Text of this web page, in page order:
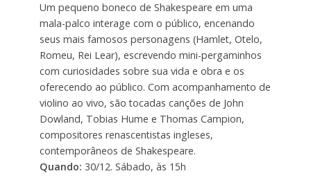
Um pequeno boneco de Shakespeare em uma
mala-palco interage com o público, encenando
seus mais famosos personagens (Hamlet, Otelo,
Romeu, Rei Lear), escrevendo mini-pergaminhos
com curiosidades sobre sua vida e obra e os
oferecendo ao público. Com acompanhamento de
violino ao vivo, são tocadas canções de John
Dowland, Tobias Hume e Thomas Campion,
compositores renascentistas ingleses,
contemporâneos de Shakespeare.
Quando: 30/12. Sábado, às 15h